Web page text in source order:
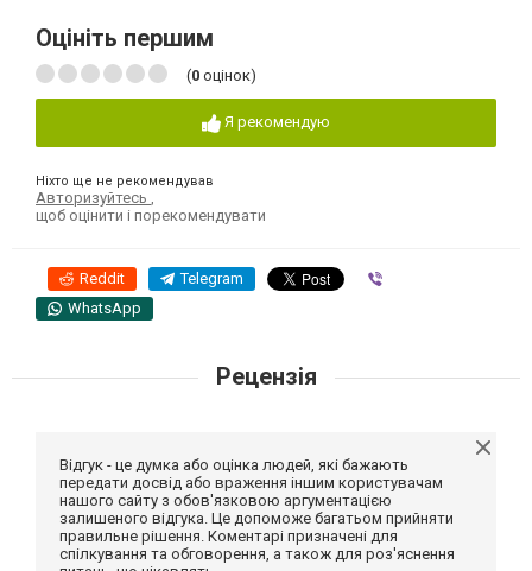
Оцініть першим
(0 оцінок)
Я рекомендую
Ніхто ще не рекомендував
Авторизуйтесь
щоб оцінити і порекомендувати
Reddit Telegram
WhatsApp
Рецензія
Відгук - це думка або оцінка людей, які бажають
передати досвід або враження іншим користувачам
нашого сайту з обов'язковою аргументацією
залишеного відгука. Це допоможе багатьом прийняти
правильне рішення. Коментарі призначені для
спілкування та обговорення, а також для роз'яснення